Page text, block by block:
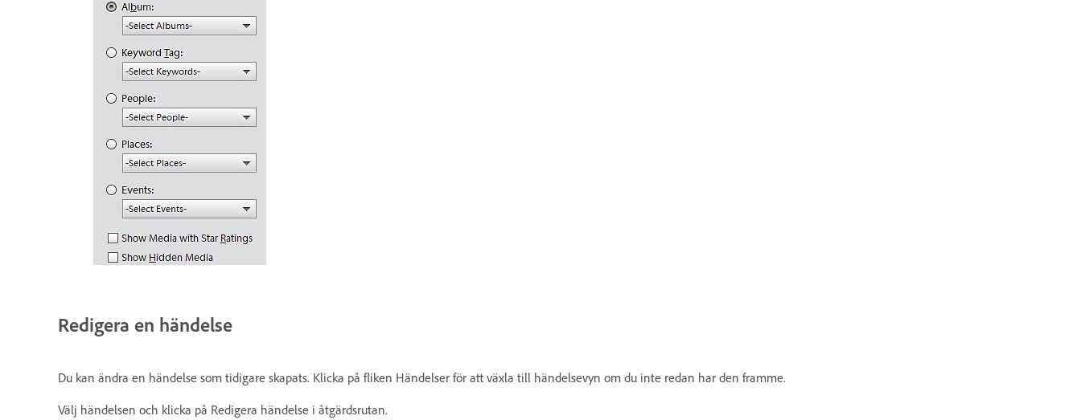
Redigera en händelse
Du kan ändra en händelse som tidigare skapats. Klicka på fliken Händelser för att växla till händelsevyn om du inte redan har den framme.
Välj händelsen och klicka på Redigera händelse i åtgärdsrutan.